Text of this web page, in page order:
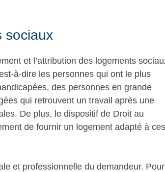
sociaux
et l’attribution des logements
à-dire les personnes qui ont le plus
des personnes en grande
qui retrouvent un travail après une
De plus, le dispositif de Droit au
de fournir un logement adapté à ces
et professionnelle du demandeur. Pour